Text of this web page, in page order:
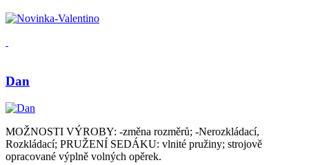
Dan
MOŽNOSTI VÝROBY: -změna rozměrů; -Nerozkládací,
Rozkládací; PRUŽENÍ SEDÁKU: vlnité pružiny; strojově
opracované výplně volných opěrek.